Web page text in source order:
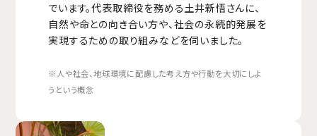
でいます。代表取締役を務める土井新悟さんに、
自然や命との向き合い方や、社会の永続的発展を
実現するための取り組みなどを伺いました。
※人や社会、地球環境に配慮した考え方や行動を大切にしよ
うという概念